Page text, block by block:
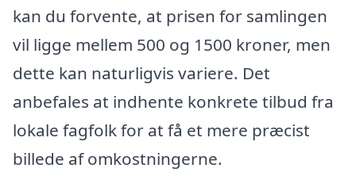
kan du forvente, at prisen for samlingen
vil ligge mellem 500 og 1500 kroner, men
dette kan naturligvis variere. Det
anbefales at indhente konkrete tilbud fra
lokale fagfolk for at få et mere præcist
billede af omkostningerne.